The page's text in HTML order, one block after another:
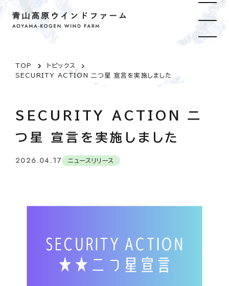
TOP
トピックス
SECURITY ACTION 二つ星 宣言を実施しました
SECURITY ACTION 二
つ星 宣言を実施しました
2026.04.17 ニュースリリース